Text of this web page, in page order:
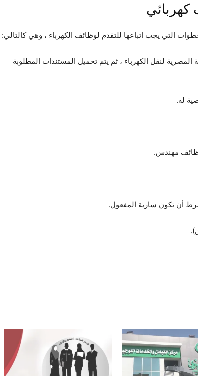
التي يجب اتباعها للتقدم لوظائف الكهرباء ، وهي كالتالي:
لنقل الكهرباء ، ثم يتم تحميل المستندات المطلوبة